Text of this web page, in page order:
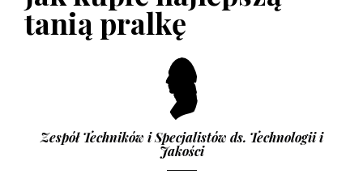
tanią pralkę
Zespół Techników i Specjalistów ds. Technologii i
Jakości